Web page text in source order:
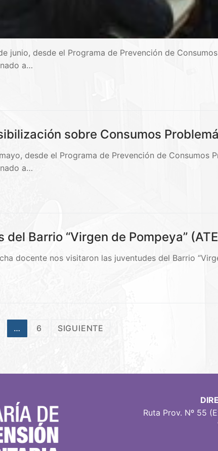
junio, desde el Programa de Prevención de
a…
sobre Consumos
desde el Programa de Prevención de
a…
Barrio “Virgen de Pompeya”
docente nos visitaron las juventudes del Barrio
… 6 SIGUIENTE
Ruta Prov. Nº 55